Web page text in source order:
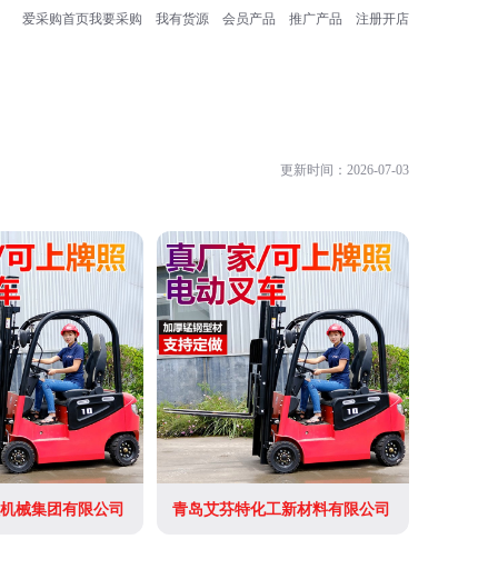
爱采购首页我要采购 我有货源 会员产品 推广产品 注册开店
更新时间：2026-07-03
械集团有限公司 青岛艾芬特化工新材料有限公司